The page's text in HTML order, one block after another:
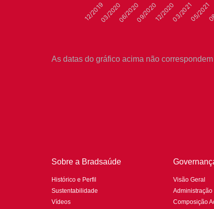
12/201903/202006/202009/202012/202003/202105/2021
As datas do gráfico acima não
Sobre a Bradsaúde
Histórico e Perfil
Sustentabilidade
Vídeos
Visão Geral
Administração
Composição